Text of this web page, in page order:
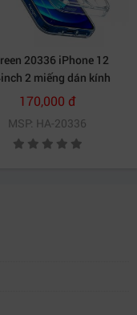
20336 iPhone 12
2 miếng dán kính
lực bảo vệ SP158
20020336
170,000 đ
MSP: HA-20336